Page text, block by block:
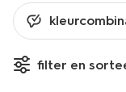
filter en